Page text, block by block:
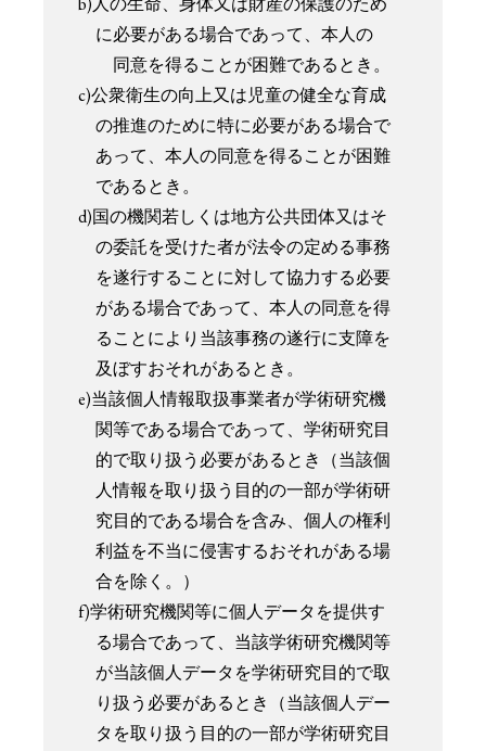
に必要がある場合であって、本人の
同意を得ることが困難であるとき。
c)公衆衛生の向上又は児童の健全な育成
の推進のために特に必要がある場合で
あって、本人の同意を得ることが困難
であるとき。
d)国の機関若しくは地方公共団体又はそ
の委託を受けた者が法令の定める事務
を遂行することに対して協力する必要
がある場合であって、本人の同意を得
ることにより当該事務の遂行に支障を
及ぼすおそれがあるとき。
e)当該個人情報取扱事業者が学術研究機
関等である場合であって、学術研究目
的で取り扱う必要があるとき（当該個
人情報を取り扱う目的の一部が学術研
究目的である場合を含み、個人の権利
利益を不当に侵害するおそれがある場
合を除く。）
f)学術研究機関等に個人データを提供す
る場合であって、当該学術研究機関等
が当該個人データを学術研究目的で取
り扱う必要があるとき（当該個人デー
タを取り扱う目的の一部が学術研究目